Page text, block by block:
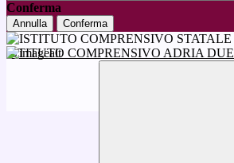
Conferma
Annulla Conferma
ISTITUTO COMPRENSIVO ADRIA DUE